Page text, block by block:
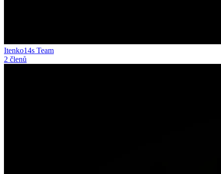
Itenko14s Team
2 členů